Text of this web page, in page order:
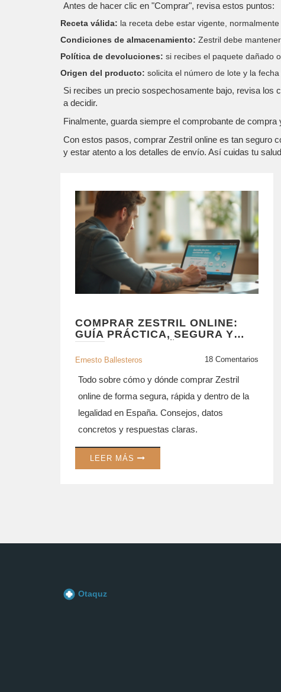
Antes de hacer clic en "Comprar", revisa estos puntos:
Receta válida: la receta debe estar vigente,
Condiciones de almacenamiento: Zestril debe
Política de devoluciones: si recibes el paquete dañado
Origen del producto: solicita el número de lote y la
Si recibes un precio sospechosamente bajo, revisa los
a decidir.
Finalmente, guarda siempre el comprobante de
Con estos pasos, comprar Zestril online es tan seguro
y estar atento a los detalles de envío. Así cuidas tu
COMPRAR ZESTRIL ONLINE:
GUÍA PRÁCTICA, SEGURA Y
LEGAL EN ESPAÑA
Ernesto Ballesteros 18 Comentarios
Todo sobre cómo y dónde comprar Zestril
online de forma segura, rápida y dentro de la
legalidad en España. Consejos, datos
concretos y respuestas claras.
LEER MÁS